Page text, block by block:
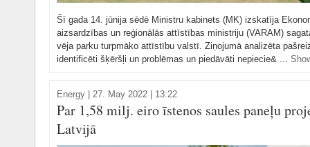
Šī gada 14. jūnija sēdē Ministru kabinets (MK) izskatīja
aizsardzības un reģionālās attīstības ministriju (VARAM)
vēja parku turpmāko attīstību valstī. Ziņojumā analizēta
identificēti šķēršļi un problēmas un piedāvāti nepiecie& ...
Energy 27. May 2022 | 13:22
Par 1,58 milj. eiro īstenos saules paneļu
Latvijā